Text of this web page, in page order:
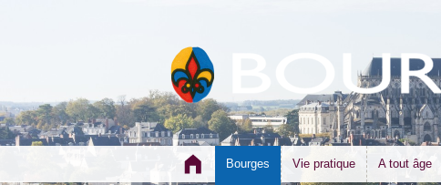
Bourges Vie pratique A tout âge